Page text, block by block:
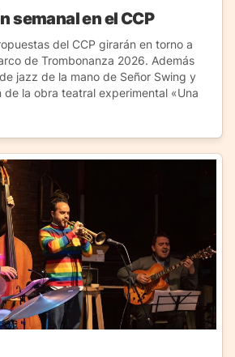
semanal en el CCP
del CCP girarán en torno a
de Trombonanza 2026. Además
jazz de la mano de Señor Swing y
de la obra teatral experimental «Una